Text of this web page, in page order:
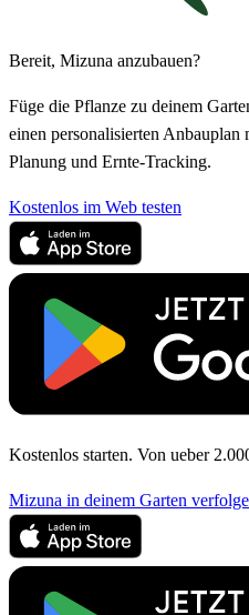
Bereit, Mizuna anzubauen?
Füge die Pflanze zu deinem
einen personalisierten
Planung und Ernte-Tracking.
Kostenlos im Web testen
Kostenlos starten. Von ueber
Mizuna in deinem Garten